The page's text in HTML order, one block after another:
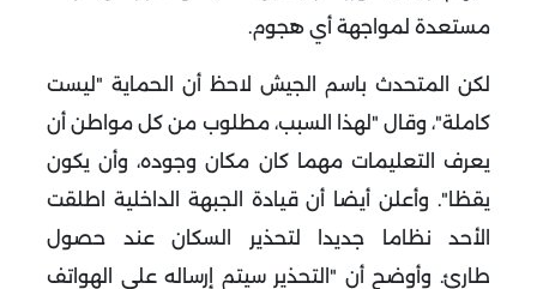
مستعدة لمواجهة أي هجوم.
لكن المتحدث باسم الجيش لاحظ أن الحماية "ليست
كاملة"، وقال "لهذا السبب، مطلوب من كل مواطن أن
يعرف التعليمات مهما كان مكان وجوده، وأن يكون
يقظا". وأعلن أيضا أن قيادة الجبهة الداخلية اطلقت
الأحد نظاما جديدا لتحذير السكان عند حصول
طارئ. وأوضح أن "التحذير سيتم إرساله على الهواتف